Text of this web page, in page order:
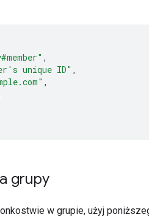
,
unique ID" ,
,
grupy
w grupie, użyj